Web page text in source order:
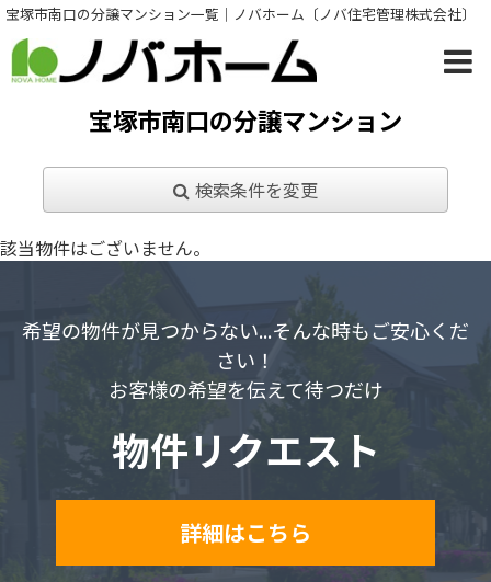
宝塚市南口の分譲マンション一覧｜ノバホーム〔ノバ住宅管理株式会社〕
宝塚市南口の分譲マンション
検索条件を変更
該当物件はございません。
希望の物件が見つからない...そんな時もご安心くだ
さい！
お客様の希望を伝えて待つだけ
物件リクエスト
詳細はこちら